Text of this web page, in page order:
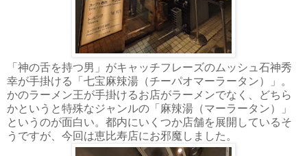
「神の舌を持つ男」がキャッチフレーズのムッシュ石神秀
幸が手掛ける「七宝麻辣湯（チーパオマーラータン）」。
かのラーメン王が手掛けるお店がラーメンでなく、どちら
かというと特殊なジャンルの「麻辣湯（マーラータン）」
というのが面白い。都内にいくつか店舗を展開しているそ
うですが、今回は恵比寿店にお邪魔しました。